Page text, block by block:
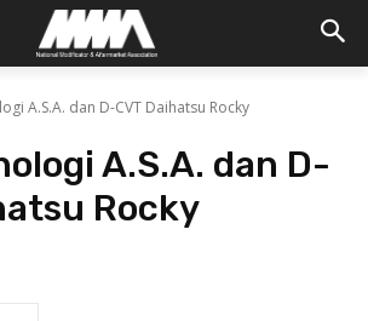
A.S.A. dan D-CVT Daihatsu Rocky
A.S.A. dan D-
Rocky